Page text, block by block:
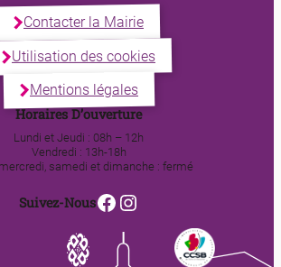
Contacter la Mairie
Utilisation des cookies
Mentions légales
Horaires D’ouverture
Lundi et Jeudi : 08h – 12h
Vendredi : 13h-18h
samedi et dimanche : fermé
Suivez-NousFacebook
Instagram